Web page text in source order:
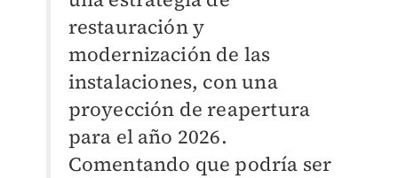
restauración y
modernización de las
instalaciones, con una
proyección de reapertura
para el año 2026.
Comentando que podría ser